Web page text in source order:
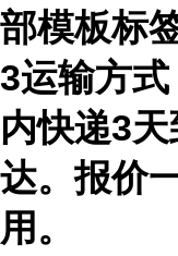
部模板标
3运输方
内快递3
达。报价
用。